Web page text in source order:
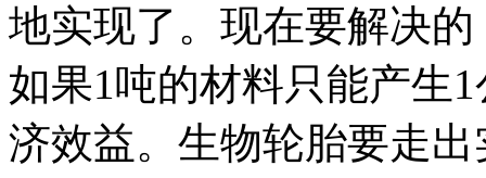
地实现了。现在要解决
如果1吨的材料只能产生
济效益。生物轮胎要走